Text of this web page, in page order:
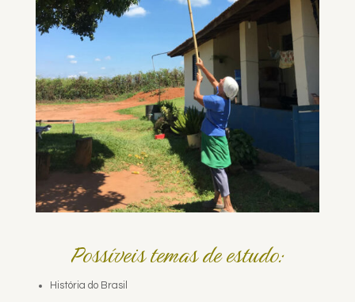
Possíveis temas de estudo:
História do Brasil